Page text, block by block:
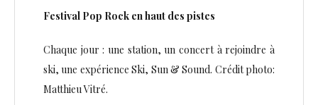
Festival Pop Rock en haut des pistes
Chaque jour : une station, un concert à rejoindre à
ski, une expérience Ski, Sun & Sound. Crédit photo:
Matthieu Vitré.